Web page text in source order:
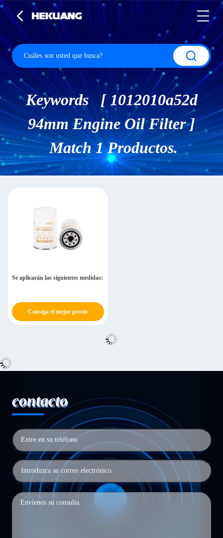
Keywords [ 1012010a52d
94mm Engine Oil Filter ]
Match 1 Productos.
Se aplicarán las siguientes medidas:
Consiga el mejor precio
contacto